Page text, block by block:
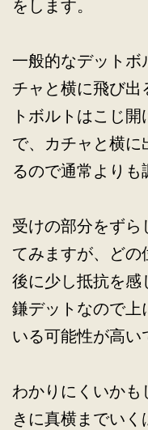
をします。
一般的なデットボ
チャと横に飛び出
トボルトはこじ
で、カチャと横に
るので通常よりも
受けの部分をずら
てみますが、どの
後に少し抵抗を感
鎌デットなので上
いる可能性が高い
わかりにくいかも
きに真横までい